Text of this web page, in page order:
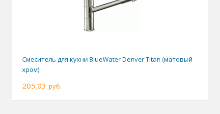
Смеситель для кухни BlueWater Denver Titan (матовый
хром)
205,03 руб.